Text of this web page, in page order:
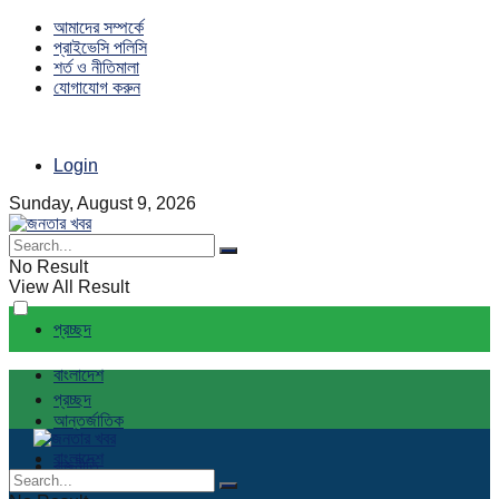
আমাদের সম্পর্কে
প্রাইভেসি পলিসি
শর্ত ও নীতিমালা
যোগাযোগ করুন
Login
Sunday, August 9, 2026
No Result
View All Result
প্রচ্ছদ
বাংলাদেশ
আন্তর্জাতিক
রাজনীতি
প্রচ্ছদ
বাংলাদেশ